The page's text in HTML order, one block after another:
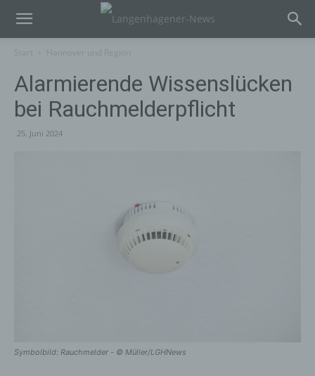
Alarmierende Wissenslücken
bei Rauchmelderpflicht
25. Juni 2024
Symbolbild: Rauchmelder - © Müller/LGHNews